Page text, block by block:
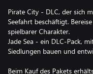
Pirate City - DLC, der sich
Seefahrt beschäftigt.
spielbarer Charakter.
Jade Sea - ein DLC-Pack,
Siedlungen bauen und
Beim Kauf des Pakets